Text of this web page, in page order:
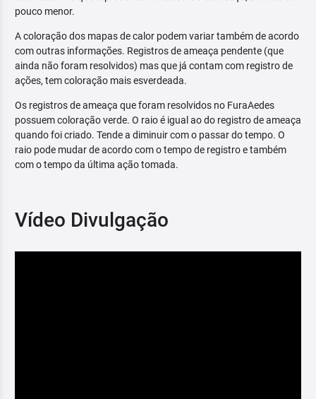
pouco menor.
A coloração dos mapas de calor podem variar também de acordo
com outras informações. Registros de ameaça pendente (que
ainda não foram resolvidos) mas que já contam com registro de
ações, tem coloração mais esverdeada.
Os registros de ameaça que foram resolvidos no FuraAedes
possuem coloração verde. O raio é igual ao do registro de ameaça
quando foi criado. Tende a diminuir com o passar do tempo. O
raio pode mudar de acordo com o tempo de registro e também
com o tempo da última ação tomada.
Vídeo Divulgação